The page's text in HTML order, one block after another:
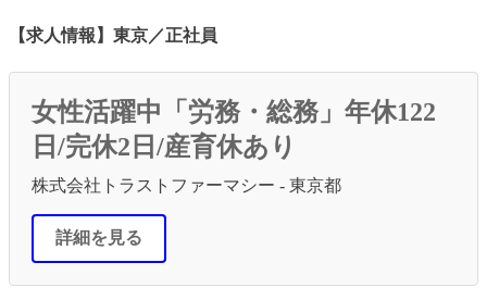
【求人情報】東京／正社員
女性活躍中「労務・総務」年休122
日/完休2日/産育休あり
株式会社トラストファーマシー - 東京都
詳細を見る